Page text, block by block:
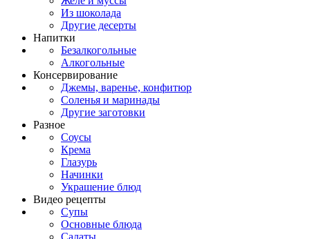
Из шоколада
Другие десерты
Напитки
Безалкогольные
Алкогольные
Консервирование
Джемы, варенье, конфитюр
Соленья и маринады
Другие заготовки
Разное
Соусы
Крема
Глазурь
Начинки
Украшение блюд
Видео рецепты
Супы
Основные блюда